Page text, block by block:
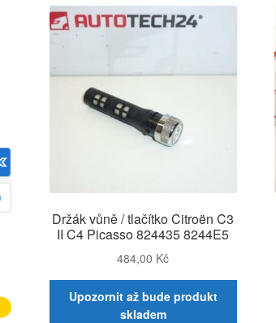
Držák vůně / tlačítko Citroën C3
II C4 Picasso 824435 8244E5
484,00 Kč
Upozornit až bude produkt
skladem